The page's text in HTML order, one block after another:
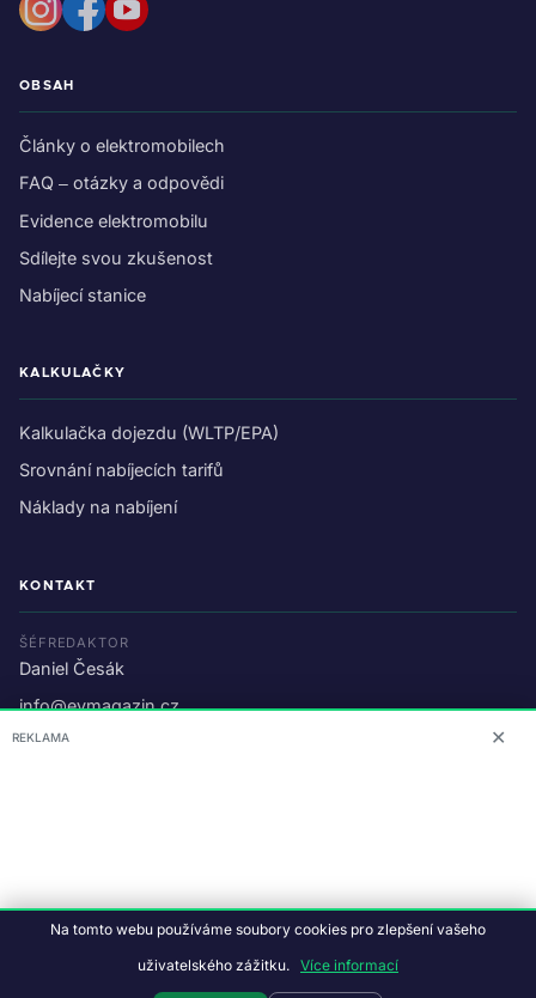
OBSAH
Články o elektromobilech
FAQ – otázky a odpovědi
Evidence elektromobilu
Sdílejte svou zkušenost
Nabíjecí stanice
KALKULAČKY
Kalkulačka dojezdu (WLTP/EPA)
Srovnání nabíjecích tarifů
Náklady na nabíjení
KONTAKT
ŠÉFREDAKTOR
Daniel Česák
info@evmagazin.cz
O nás
© 2026 EV Magazin.Podmínky a ochrana dat.
Studiografix
REKLAMA ✕
Na tomto webu používáme soubory cookies pro zlepšení vašeho
uživatelského zážitku. Více informací